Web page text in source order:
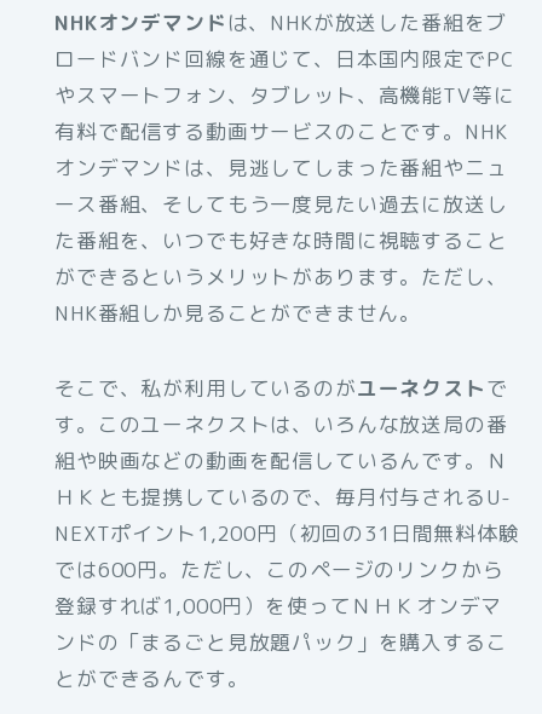
NHKオンデマンド は、NHKが放送した番組をブ
ロードバンド回線を通じて、日本国内限定でPC
やスマートフォン、タブレット、高機能TV等に
有料で配信する動画サービスのことです。NHK
オンデマンドは、見逃してしまった番組やニュ
ース番組、そしてもう一度見たい過去に放送し
た番組を、いつでも好きな時間に視聴すること
ができるというメリットがあります。ただし、
NHK番組しか見ることができません。
そこで、私が利用しているのがユーネクストで
す。このユーネクストは、いろんな放送局の番
組や映画などの動画を配信しているんです。Ｎ
ＨＫとも提携しているので、毎月付与されるU-
NEXTポイント1,200円（初回の31日間無料体験
では600円。ただし、このページのリンクから
登録すれば1,000円）を使ってＮＨＫオンデマ
ンドの「まるごと見放題パック」を購入するこ
とができるんです。